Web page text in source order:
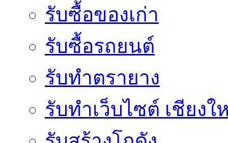
รับซื้อของเก่า
รับซื้อรถยนต์
รับทำตรายาง
รับทำเว็บไซต์ เชียงใ